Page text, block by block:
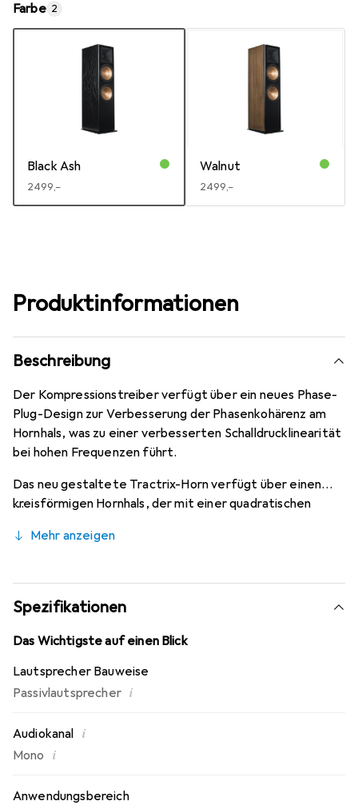
Farbe 2
Black Ash
EUR
2499,–
Walnut
EUR
2499,–
Produktinformationen
Beschreibung
Der Kompressionstreiber verfügt über ein neues Phase-
Plug-Design zur Verbesserung der Phasenkohärenz am
Hornhals, was zu einer verbesserten Schalldrucklinearität
bei hohen Frequenzen führt.
Das neu gestaltete Tractrix-Horn verfügt über einen
kreisförmigen Hornhals, der mit einer quadratischen
und -erweiterung weiter zu verbessern und gleichzeitig
geformte Gummikonstruktion sorgt für eine zusätzliche
Hochfrequenzdämpfung, um Rauheit zu reduzieren und
Details zu verbessern. So entsteht ein möglichst
sauberer, natürlicher Klang.
Mehr anzeigen
Spezifikationen
Das Wichtigste auf einen Blick
Lautsprecher Bauweise
Passivlautsprecher i
Audiokanal i
Mono i
Anwendungsbereich